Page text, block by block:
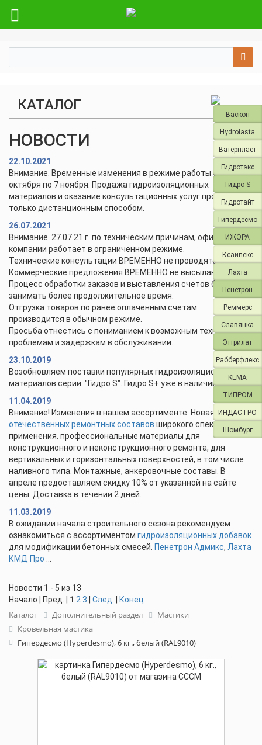
Васкон
Hydrolasta
Ватерпласт
Гидротэкс
Гидро-S
Гидротайт
Гипердесмо
ИЖОРА
Ксайпекс
Лахта
Пенетрон
Реммерс
Славянка
Эттрилат
Рабберфлекс
KEMA
ТИПРОМ
ИНДАСТРО
Шомбург
КАТАЛОГ
НОВОСТИ
22.10.2021
Внимание. Временные изменения в режиме работы с 28
октября по 7 ноября. Продажа гидроизоляционных
материалов и оказание консультационных услуг проводится
только дистанционным способом.
26.07.2021
Внимание. 27.07.21 г. по техническим причинам, офис и склад
компании работает в ограниченном режиме.
Технические консультации ВРЕМЕННО не проводятся.
Коммерческие предложения ВРЕМЕННО не высылаются.
Процесс обработки заказов и выставления счетов будет
занимать более продолжительное время.
Отгрузка товаров по ранее оплаченным счетам
производится в обычном режиме.
Просьба отнестись с пониманием к возможным техническим
проблемам и задержкам в обслуживании.
23.10.2019
Возобновляем поставки популярных гидроизоляционных
материалов серии "Гидро S". Гидро S+ уже в наличии.
11.04.2019
Внимание! Изменения в нашем ассортименте. Новая линейка
отечественных ремонтных составов широкого спектра
применения. профессиональные материалы для
конструкционного и неконструкционного ремонта, для
вертикальных и горизонтальных поверхностей, в том числе
наливного типа. Монтажные, анкеровочные составы. В
апреле предоставляем скидку 10% от указанной на сайте
цены. Доставка в течении 2 дней.
11.03.2019
В ожидании начала строительного сезона рекомендуем
ознакомиться с ассортиментом гидроизоляционных добавок
для модификации бетонных смесей. Пенетрон Адмикс, Лахта
КМД Про
Новости 1 - 5 из 13
Начало | Пред. | 1 2 3 След. Конец
Каталог Дополнительный раздел
Мастики
Кровельная мастика
Гипердесмо (Hyperdesmo), 6 кг., белый (RAL9010)